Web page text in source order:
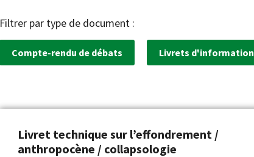
Filtrer par type de document :
Compte-rendu de débats Livrets d'information
Livret technique sur l’effondrement /
anthropocène / collapsologie